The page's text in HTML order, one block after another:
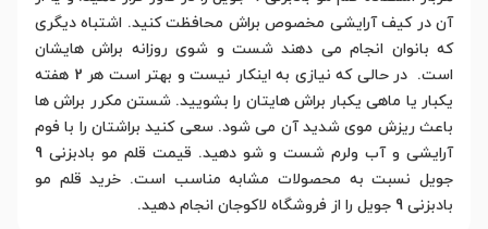
آن در کیف آرایشی مخصوص براش محافظت کنید. اشتباه دیگری
که بانوان انجام می دهند شست و شوی روزانه براش هایشان
است. در حالی که نیازی به اینکار نیست و بهتر است هر 2 هفته
یکبار یا ماهی یکبار براش هایتان را بشویید. شستن مکرر براش ها
باعث ریزش موی شدید آن می شود. سعی کنید براشتان را با فوم
آرایشی و آب ولرم شست و شو دهید. قیمت قلم مو بادبزنی 9
جویل نسبت به محصولات مشابه مناسب است. خرید قلم مو
بادبزنی 9 جویل را از فروشگاه لاکوجان انجام دهید.